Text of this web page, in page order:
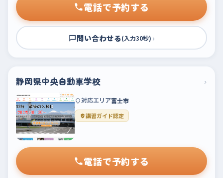
電話で予約する
問い合わせる(入力30秒) ›
静岡県中央自動車学校 ›
対応エリア富士市
講習ガイド認定
電話で予約する